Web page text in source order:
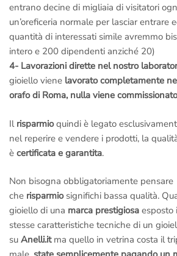
entrano decine di migliaia di visitatori
un’oreficeria normale per lasciar entrare
quantità di interessati simile avremmo
intero e 200 dipendenti anziché 20)
4- Lavorazioni dirette nel nostro
gioiello viene lavorato completamente
orafo di Roma, nulla viene
Il risparmioquindi è legato
nel reperire e vendere i prodotti, la
è certificata e garantita.
Non bisogna obbligatoriamente pensare
che risparmiosignifichi bassa qualità.
gioiello di una marca prestigiosa esposto
stesse caratteristiche tecniche di un
su Anelli.it ma quello in vetrina costa il